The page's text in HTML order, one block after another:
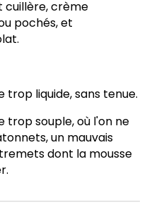
cuillère, crème
pochés, et
trop liquide, sans tenue.
trop souple, où l'on ne
un mauvais
dont la mousse